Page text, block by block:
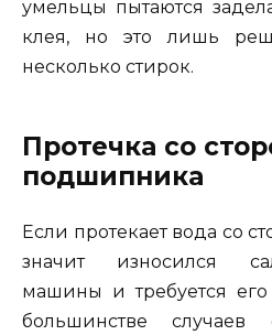
умельцы пытаются
клея, но это лишь
несколько стирок.
Протечка со
подшипника
Если протекает вода со
значит износился
машины и требуется
большинстве случаев